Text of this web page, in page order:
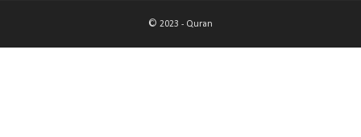
© 2023 - Quran